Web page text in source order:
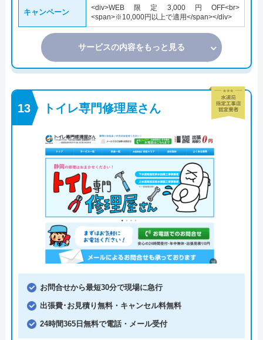
キャンペーン
<div>WEB限定3,000円OFF<br>
<span>※10,000円以上で適用</span></div>
サービスの内容をもっと見る
トイレ専門修理屋さん
お問合せから最短30分で現場に急行
出張費･お見積り無料・キャンセル料無料
24時間365日無料で電話・メール受付